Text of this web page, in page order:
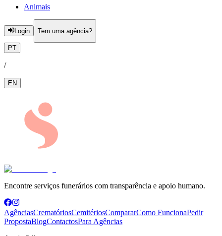
Animais
Login Tem uma agência?
PT
/
EN
Encontre serviços funerários com transparência e apoio humano.
AgênciasCrematóriosCemitériosCompararComo FuncionaPedir
PropostaBlogContactosPara Agências